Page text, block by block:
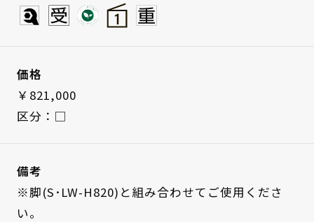
価格
￥821,000
区分：□
備考
※脚(S･LW-H820)と組み合わせてご使用くださ
い。